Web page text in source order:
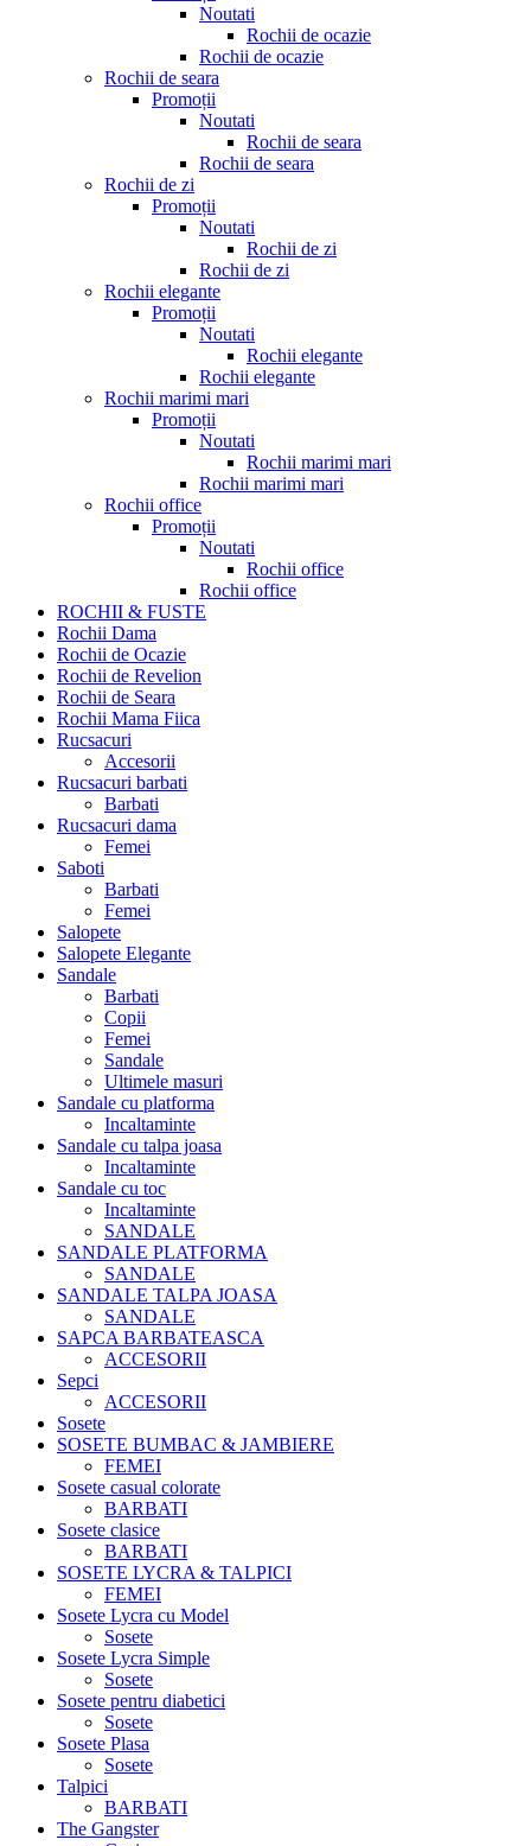
Noutati
Rochii de ocazie
Rochii de ocazie
Rochii de seara
Promoții
Noutati
Rochii de seara
Rochii de seara
Rochii de zi
Promoții
Noutati
Rochii de zi
Rochii de zi
Rochii elegante
Promoții
Noutati
Rochii elegante
Rochii elegante
Rochii marimi mari
Promoții
Noutati
Rochii marimi mari
Rochii marimi mari
Rochii office
Promoții
Noutati
Rochii office
Rochii office
ROCHII & FUSTE
Rochii Dama
Rochii de Ocazie
Rochii de Revelion
Rochii de Seara
Rochii Mama Fiica
Rucsacuri
Accesorii
Rucsacuri barbati
Barbati
Rucsacuri dama
Femei
Saboti
Barbati
Femei
Salopete
Salopete Elegante
Sandale
Barbati
Copii
Femei
Sandale
Ultimele masuri
Sandale cu platforma
Incaltaminte
Sandale cu talpa joasa
Incaltaminte
Sandale cu toc
Incaltaminte
SANDALE
SANDALE PLATFORMA
SANDALE
SANDALE TALPA JOASA
SANDALE
SAPCA BARBATEASCA
ACCESORII
Sepci
ACCESORII
Sosete
SOSETE BUMBAC & JAMBIERE
FEMEI
Sosete casual colorate
BARBATI
Sosete clasice
BARBATI
SOSETE LYCRA & TALPICI
FEMEI
Sosete Lycra cu Model
Sosete
Sosete Lycra Simple
Sosete
Sosete pentru diabetici
Sosete
Sosete Plasa
Sosete
Talpici
BARBATI
The Gangster